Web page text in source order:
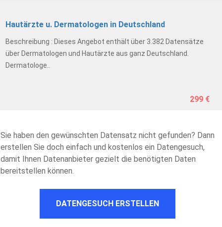
Hautärzte u. Dermatologen in Deutschland
Beschreibung : Dieses Angebot enthält über 3.382 Datensätze
über Dermatologen und Hautärzte aus ganz Deutschland.
Dermatologe..
299 €
Sie haben den gewünschten Datensatz nicht gefunden? Dann
erstellen Sie doch einfach und kostenlos ein Datengesuch,
damit Ihnen Datenanbieter gezielt die benötigten Daten
bereitstellen können.
DATENGESUCH ERSTELLEN